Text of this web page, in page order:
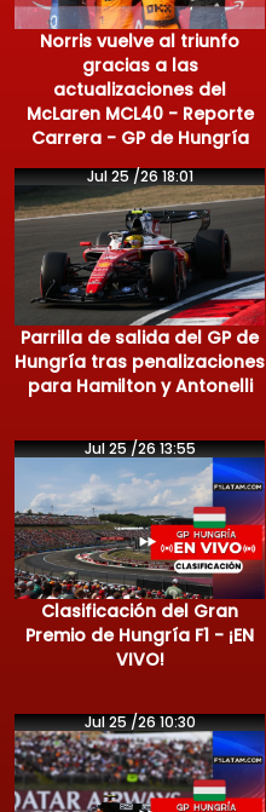
Norris vuelve al triunfo
gracias a las
actualizaciones del
McLaren MCL40 - Reporte
Carrera - GP de Hungría
Jul 25 /26 18:01
Parrilla de salida del GP de
Hungría tras penalizaciones
para Hamilton y Antonelli
Jul 25 /26 13:55
Clasificación del Gran
Premio de Hungría F1 - ¡EN
VIVO!
Jul 25 /26 10:30